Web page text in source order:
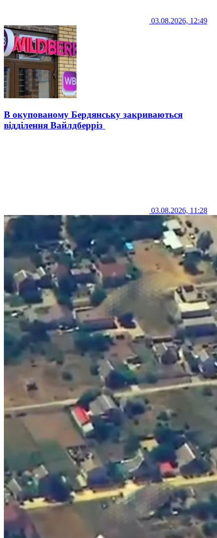
03.08.2026, 12:49
В окупованому Бердянську закриваються
відділення Вайлдберріз
03.08.2026, 11:28